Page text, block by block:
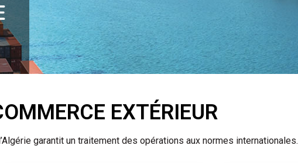
EXTÉRIEUR
garantit un traitement des opérations aux normes internationales.